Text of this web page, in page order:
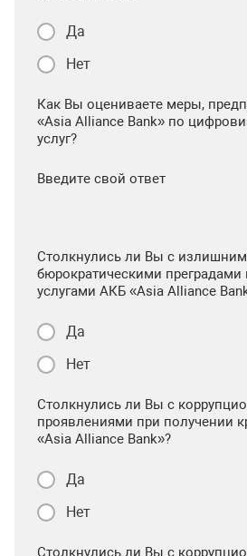
Да
Нет
Как Вы оцениваете меры,
«Asia Alliance Bank» по
услуг?
Введите свой ответ
Столкнулись ли Вы с
бюрократическими
услугами АКБ «Asia Alliance
Да
Нет
Столкнулись ли Вы с
проявлениями при получении
«Asia Alliance Bank»?
Да
Нет
Столкнулись ли Вы с